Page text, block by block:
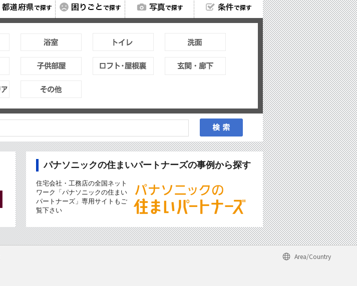
パナソニックの住まいパートナーズの事例から探す
住宅会社・工務店の全国ネット
ワーク「パナソニックの住まい
パートナーズ」専用サイトもご
覧下さい
Area/Country